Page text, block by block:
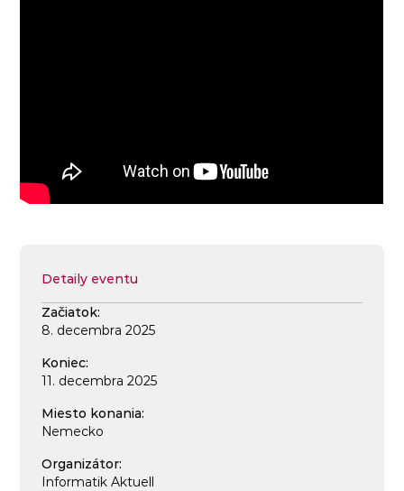
Detaily eventu
Začiatok:
8. decembra 2025
Koniec:
11. decembra 2025
Miesto konania:
Nemecko
Organizátor:
Informatik Aktuell